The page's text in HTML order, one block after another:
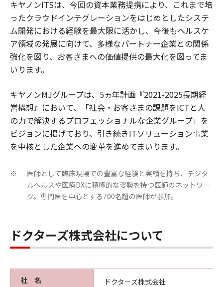
キヤノンITSは、今回の資本業務提携により、これまで培
ったクラウドインテグレーションをはじめとしたシステ
ム開発における経験を最大限に活かし、今後もヘルスケ
ア領域の発展に向けて、多様なパートナー企業との関係
強化を図り、お客さまへの価値提供の最大化を図ってま
いります。
キヤノンMJグループは、5ヵ年計画『2021-2025長期経
営構想』において、「社会・お客さまの課題をICTと人
の力で解決するプロフェッショナルな企業グループ」を
ビジョンに掲げており、引き続きITソリューション事業
を中核とした企業への変革を進めてまいります。
※
医師として臨床現場での豊富な経験と実績を持ち、デジタ
ルヘルスや医療DXに積極的な姿勢を持つ医師のネットワー
ク。専門医を中心とする700名超の医師が参加。
ドクターズ株式会社について
社 名 ドクターズ株式会社